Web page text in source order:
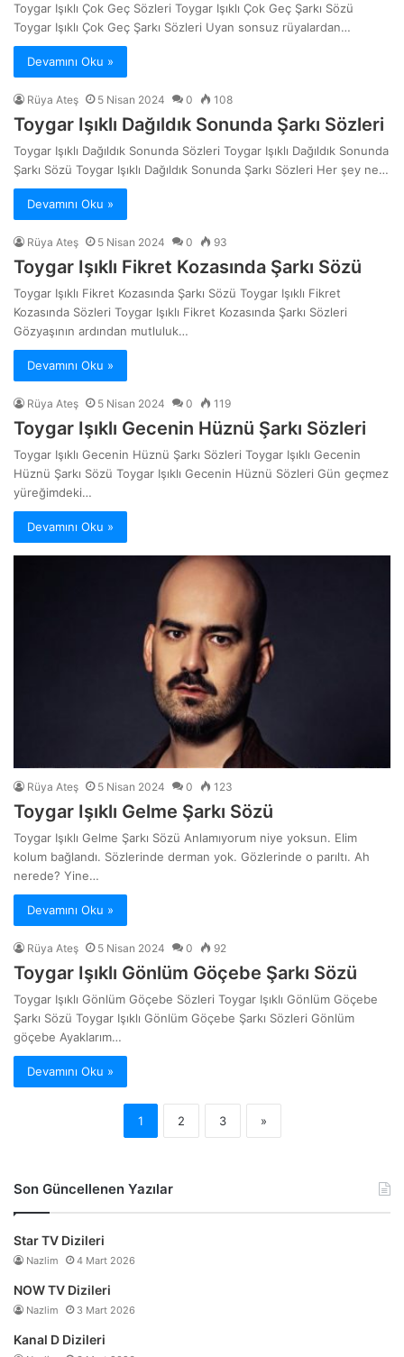
Toygar Işıklı Çok Geç Sözleri Toygar Işıklı Çok Geç Şarkı Sözü
Toygar Işıklı Çok Geç Şarkı Sözleri Uyan sonsuz rüyalardan…
Devamını Oku »
Rüya Ateş 5 Nisan 2024 0 108
Toygar Işıklı Dağıldık Sonunda Şarkı Sözleri
Toygar Işıklı Dağıldık Sonunda Sözleri Toygar Işıklı Dağıldık Sonunda
Şarkı Sözü Toygar Işıklı Dağıldık Sonunda Şarkı Sözleri Her şey ne…
Devamını Oku »
Rüya Ateş 5 Nisan 2024 0 93
Toygar Işıklı Fikret Kozasında Şarkı Sözü
Toygar Işıklı Fikret Kozasında Şarkı Sözü Toygar Işıklı Fikret
Kozasında Sözleri Toygar Işıklı Fikret Kozasında Şarkı Sözleri
Gözyaşının ardından mutluluk…
Devamını Oku »
Rüya Ateş 5 Nisan 2024 0 119
Toygar Işıklı Gecenin Hüznü Şarkı Sözleri
Toygar Işıklı Gecenin Hüznü Şarkı Sözleri Toygar Işıklı Gecenin
Hüznü Şarkı Sözü Toygar Işıklı Gecenin Hüznü Sözleri Gün geçmez
yüreğimdeki…
Devamını Oku »
Rüya Ateş 5 Nisan 2024 0 123
Toygar Işıklı Gelme Şarkı Sözü
Toygar Işıklı Gelme Şarkı Sözü Anlamıyorum niye yoksun. Elim
kolum bağlandı. Sözlerinde derman yok. Gözlerinde o parıltı. Ah
nerede? Yine…
Devamını Oku »
Rüya Ateş 5 Nisan 2024 0 92
Toygar Işıklı Gönlüm Göçebe Şarkı Sözü
Toygar Işıklı Gönlüm Göçebe Sözleri Toygar Işıklı Gönlüm Göçebe
Şarkı Sözü Toygar Işıklı Gönlüm Göçebe Şarkı Sözleri Gönlüm
göçebe Ayaklarım…
Devamını Oku »
1 2 3 »
Son Güncellenen Yazılar
Star TV Dizileri
Nazlim 4 Mart 2026
NOW TV Dizileri
Nazlim 3 Mart 2026
Kanal D Dizileri